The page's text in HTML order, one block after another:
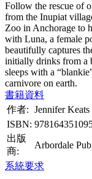
Follow the rescue of
from the Inupiat
Zoo in Anchorage to
with Luna, a female
beautifully captures
initially drinks from a
sleeps with a
carnivore on earth.
書籍資料
作者: Jennifer
ISBN:
出版
商:
Arbordale
系統要求